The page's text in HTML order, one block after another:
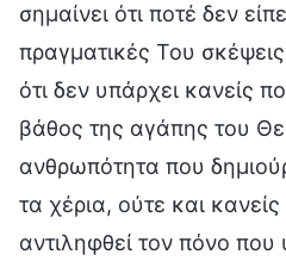
σημαίνει ότι ποτέ δεν
πραγματικές Του
ότι δεν υπάρχει κανείς
βάθος της αγάπης του
ανθρωπότητα που
τα χέρια, ούτε και
αντιληφθεί τον πόνο